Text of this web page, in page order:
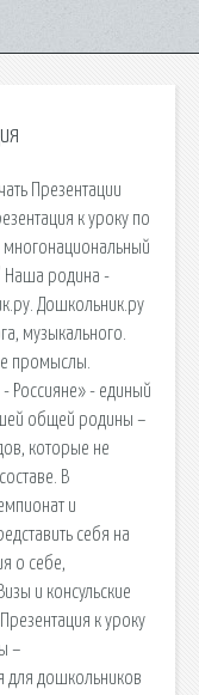
Презентации
к уроку по
Наша родина -
Дошкольник.ру
музыкального.
промыслы.
Россияне» - единый
общей родины –
которые не
В
и
себя на
о себе,
и консульские
к уроку
–
для дошкольников